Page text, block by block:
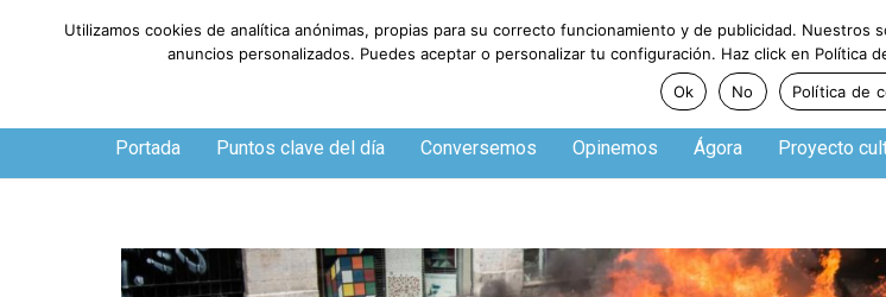
Jueves, 6 de agosto de 2026
Portada Puntos clave del día Conversemos Opinemos Ágora Proyecto
Utilizamos cookies de analítica anónimas, propias para su correcto funcionamiento y de publicidad.
anuncios personalizados. Puedes aceptar o personalizar tu configuración. Haz click en Política
Ok
No Política de